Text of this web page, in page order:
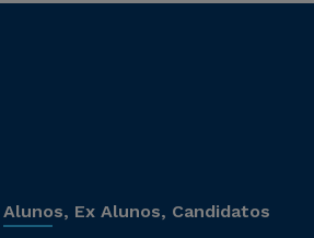
Alunos, Ex Alunos, Candidatos